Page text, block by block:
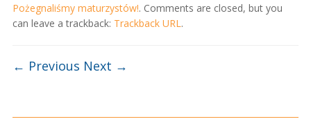
Pożegnaliśmy maturzystów!. Comments are closed, but you
can leave a trackback: Trackback URL.
← Previous Next →